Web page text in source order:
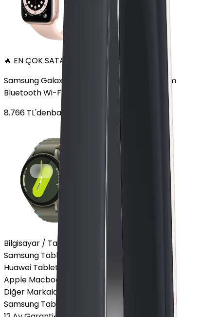
🔥 EN ÇOK SATAN
Samsung Galaxy Watch 7 Alüminyum 44 mm
Bluetooth Wi-Fi Yeşil
8.766 TL'denbaşlayan fiyatlar
Bilgisayar / Tablet
Samsung Tablet
Huawei Tablet
Apple Macbook
Diğer Markalar
Samsung Tablet